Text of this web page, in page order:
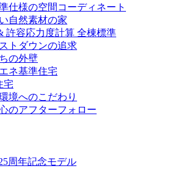
仕様の空間コーディネート
自然素材の家
許容応力度計算 全棟標準
トダウンの追求
の外壁
ネ基準住宅
宅
境へのこだわり
のアフターフォロー
周年記念モデル